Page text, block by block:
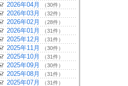
2026年04月 （30件）
2026年03月 （32件）
2026年02月 （28件）
2026年01月 （31件）
2025年12月 （31件）
2025年11月 （30件）
2025年10月 （31件）
2025年09月 （30件）
2025年08月 （31件）
2025年07月 （31件）